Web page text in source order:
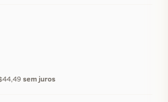
sem juros